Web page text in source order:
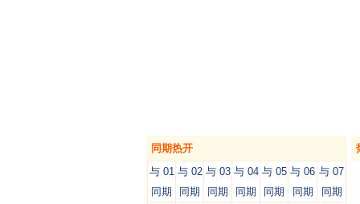
同期热开
与 01
同期
与 02
同期
与 03
同期
与 04
同期
与 05
同期
与 06
同期
与 07
同期